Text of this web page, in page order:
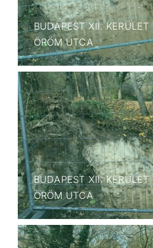
BUDAPEST XII.
ÖRÖM UTCA
BUDAPEST XII.
ÖRÖM UTCA